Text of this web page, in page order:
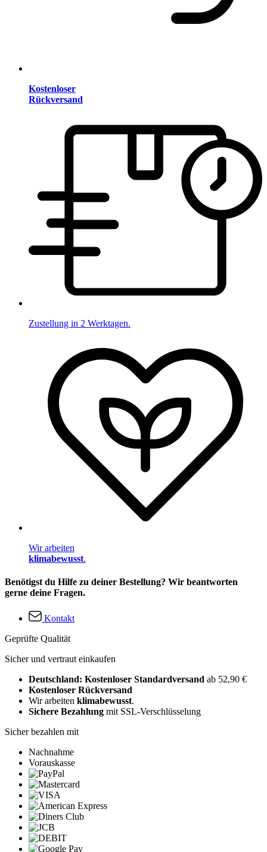
Kostenloser
Rückversand
Zustellung in 2 Werktagen.
Wir arbeiten
klimabewusst.
Benötigst du Hilfe zu deiner Bestellung? Wir beantworten
gerne deine Fragen.
Kontakt
Geprüfte Qualität
Sicher und vertraut einkaufen
Deutschland: Kostenloser Standardversand ab 52,90 €
Kostenloser Rückversand
Wir arbeiten klimabewusst.
Sichere Bezahlung mit SSL-Verschlüsselung
Sicher bezahlen mit
Nachnahme
Vorauskasse